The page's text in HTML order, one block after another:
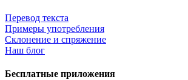
Перевод текста
Примеры употребления
Склонение и спряжение
Наш блог
Бесплатные приложения